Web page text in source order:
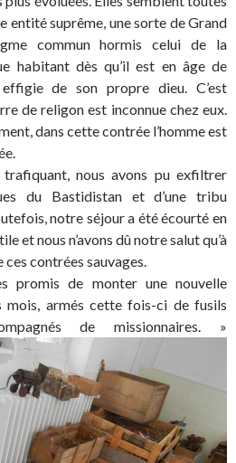
entité suprême, une sorte de Grand
commun hormis celui de la
habitant dès qu’il est en âge de
de son propre dieu. C’est
de religon est inconnue chez eux.
dans cette contrée l’homme est
trafiquant, nous avons pu exfiltrer
du Bastidistan et d’une tribu
notre séjour a été écourté en
et nous n’avons dû notre salut qu’à
contrées sauvages.
promis de monter une nouvelle
mois, armés cette fois-ci de fusils
de missionnaires. »